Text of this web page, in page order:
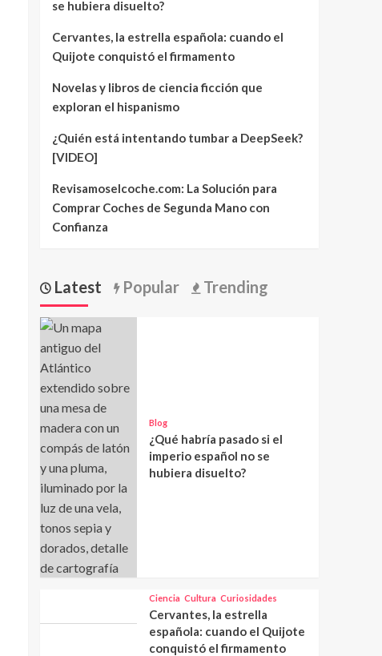
se hubiera disuelto?
Cervantes, la estrella española: cuando el
Quijote conquistó el firmamento
Novelas y libros de ciencia ficción que
exploran el hispanismo
¿Quién está intentando tumbar a DeepSeek?
[VIDEO]
Revisamoselcoche.com: La Solución para
Comprar Coches de Segunda Mano con
Confianza
Latest Popular Trending
Blog
¿Qué habría pasado si el
imperio español no se
hubiera disuelto?
Ciencia Cultura Curiosidades
Cervantes, la estrella
española: cuando el Quijote
conquistó el firmamento